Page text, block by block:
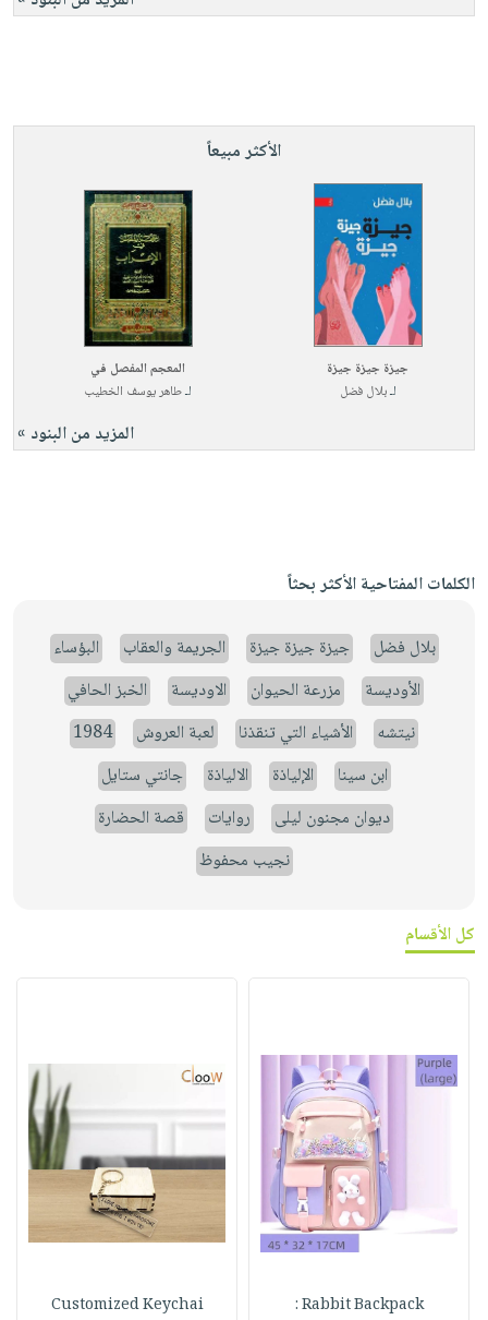
الأكثر مبيعاً
جيزة جيزة جيزة
لـبلال فضل
المعجم المفصل في
لـطاهر يوسف الخطيب
المزيد من البنود »
الكلمات المفتاحية الأكثر بحثاً
بلال فضل جيزة جيزة جيزة الجريمة والعقاب
البؤساء
الأوديسة
مزرعة الحيوان الاوديسة
الخبز الحافي
نيتشه
الأشياء التي تنقذنا لعبة العروش
1984
ابن سينا
الإلياذة الالياذة
جانتي ستايل
ديوان مجنون ليلى
روايات
قصة الحضارة
نجيب محفوظ
كل الأقسام
Rabbit Backpack :
Customized Keychai